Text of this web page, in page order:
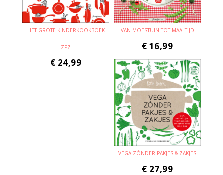
HET GROTE KINDERKOOKBOEK
ZPZ
€ 24,99
VAN MOESTUIN TOT MAALTIJD
€ 16,99
VEGA ZÓNDER PAKJES & ZAKJES
€ 27,99